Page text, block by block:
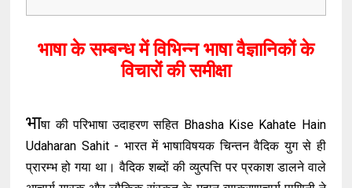
भाषा के सम्बन्ध में विभिन्न भाषा वैज्ञानिकों के
विचारों की समीक्षा
भाषा की परिभाषा उदाहरण सहित Bhasha Kise Kahate Hain
Udaharan Sahit - भारत में भाषाविषयक चिन्तन वैदिक युग से ही
प्रारम्भ हो गया था। वैदिक शब्दों की व्युत्पत्ति पर प्रकाश डालने वाले